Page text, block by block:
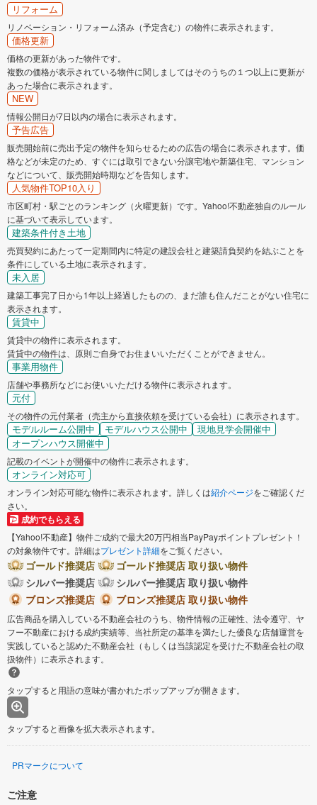
リフォーム
リノベーション・リフォーム済み（予定含む）の物件に表示されます。
価格更新
価格の更新があった物件です。
複数の価格が表示されている物件に関しましてはそのうちの１つ以上に更新が
あった場合に表示されます。
NEW
情報公開日が7日以内の場合に表示されます。
予告広告
販売開始前に売出予定の物件を知らせるための広告の場合に表示されます。価
格などが未定のため、すぐには取引できない分譲宅地や新築住宅、マンション
などについて、販売開始時期などを告知します。
人気物件TOP10入り
市区町村・駅ごとのランキング（火曜更新）です。Yahoo!不動産独自のルール
に基づいて表示しています。
建築条件付き土地
売買契約にあたって一定期間内に特定の建設会社と建築請負契約を結ぶことを
条件にしている土地に表示されます。
未入居
建築工事完了日から1年以上経過したものの、まだ誰も住んだことがない住宅に
表示されます。
賃貸中
賃貸中の物件に表示されます。
賃貸中の物件は、原則ご自身でお住まいいただくことができません。
事業用物件
店舗や事務所などにお使いいただける物件に表示されます。
元付
その物件の元付業者（売主から直接依頼を受けている会社）に表示されます。
モデルルーム公開中 モデルハウス公開中
現地見学会開催中
オープンハウス開催中
記載のイベントが開催中の物件に表示されます。
オンライン対応可
オンライン対応可能な物件に表示されます。詳しくは紹介ページをご確認くだ
さい。
成約でもらえる
【Yahoo!不動産】物件ご成約で最大20万円相当PayPayポイントプレゼント！
の対象物件です。詳細はプレゼント詳細をご覧ください。
ゴールド推奨店
ゴールド推奨店 取り扱い物件
シルバー推奨店
シルバー推奨店 取り扱い物件
ブロンズ推奨店
ブロンズ推奨店 取り扱い物件
広告商品を購入している不動産会社のうち、物件情報の正確性、法令遵守、ヤ
フー不動産における成約実績等、当社所定の基準を満たした優良な店舗運営を
実践していると認めた不動産会社（もしくは当該認定を受けた不動産会社の取
扱物件）に表示されます。
タップすると用語の意味が書かれたポップアップが開きます。
タップすると画像を拡大表示されます。
PRマークについて
ご注意